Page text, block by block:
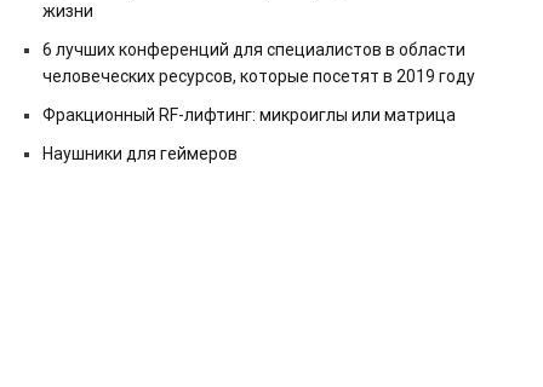
жизни
6 лучших конференций для специалистов в области
человеческих ресурсов, которые посетят в 2019 году
Фракционный RF-лифтинг: микроиглы или матрица
Наушники для геймеров